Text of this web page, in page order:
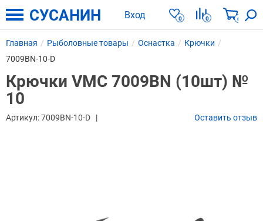
Вход 0 0 0
СУСАНИН
Главная Рыболовные товары Оснастка
Крючки
7009BN-10-D
Крючки VMC 7009BN (10шт) №
10
Артикул:7009BN-10-D Оставить отзыв